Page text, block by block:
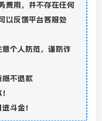
费用，并不存在任何
以反馈平台客服处
个人防范，谨防诈
概不退款
斗金！